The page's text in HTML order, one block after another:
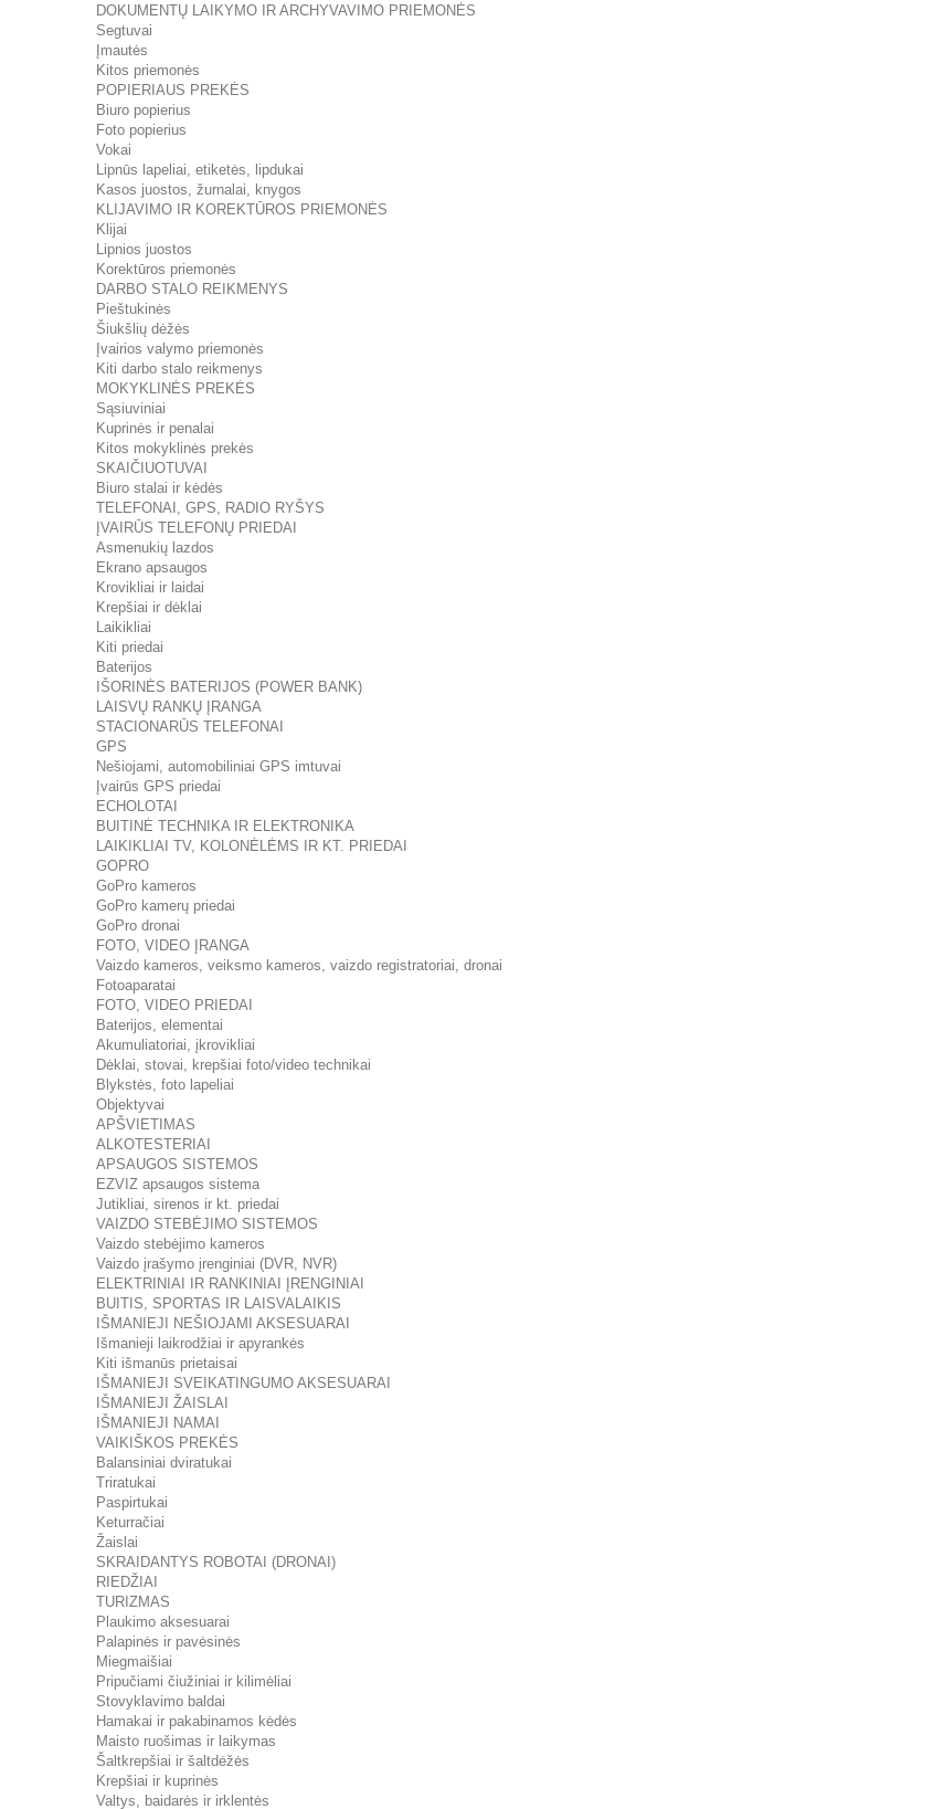
DOKUMENTŲ LAIKYMO IR ARCHYVAVIMO PRIEMONĖS
Segtuvai
Įmautės
Kitos priemonės
POPIERIAUS PREKĖS
Biuro popierius
Foto popierius
Vokai
Lipnūs lapeliai, etiketės, lipdukai
Kasos juostos, žurnalai, knygos
KLIJAVIMO IR KOREKTŪROS PRIEMONĖS
Klijai
Lipnios juostos
Korektūros priemonės
DARBO STALO REIKMENYS
Pieštukinės
Šiukšlių dėžės
Įvairios valymo priemonės
Kiti darbo stalo reikmenys
MOKYKLINĖS PREKĖS
Sąsiuviniai
Kuprinės ir penalai
Kitos mokyklinės prekės
SKAIČIUOTUVAI
Biuro stalai ir kėdės
TELEFONAI, GPS, RADIO RYŠYS
ĮVAIRŪS TELEFONŲ PRIEDAI
Asmenukių lazdos
Ekrano apsaugos
Krovikliai ir laidai
Krepšiai ir dėklai
Laikikliai
Kiti priedai
Baterijos
IŠORINĖS BATERIJOS (POWER BANK)
LAISVŲ RANKŲ ĮRANGA
STACIONARŪS TELEFONAI
GPS
Nešiojami, automobiliniai GPS imtuvai
Įvairūs GPS priedai
ECHOLOTAI
BUITINĖ TECHNIKA IR ELEKTRONIKA
LAIKIKLIAI TV, KOLONĖLĖMS IR KT. PRIEDAI
GOPRO
GoPro kameros
GoPro kamerų priedai
GoPro dronai
FOTO, VIDEO ĮRANGA
Vaizdo kameros, veiksmo kameros, vaizdo registratoriai, dronai
Fotoaparatai
FOTO, VIDEO PRIEDAI
Baterijos, elementai
Akumuliatoriai, įkrovikliai
Dėklai, stovai, krepšiai foto/video technikai
Blykstės, foto lapeliai
Objektyvai
APŠVIETIMAS
ALKOTESTERIAI
APSAUGOS SISTEMOS
EZVIZ apsaugos sistema
Jutikliai, sirenos ir kt. priedai
VAIZDO STEBĖJIMO SISTEMOS
Vaizdo stebėjimo kameros
Vaizdo įrašymo įrenginiai (DVR, NVR)
ELEKTRINIAI IR RANKINIAI ĮRENGINIAI
BUITIS, SPORTAS IR LAISVALAIKIS
IŠMANIEJI NEŠIOJAMI AKSESUARAI
Išmanieji laikrodžiai ir apyrankės
Kiti išmanūs prietaisai
IŠMANIEJI SVEIKATINGUMO AKSESUARAI
IŠMANIEJI ŽAISLAI
IŠMANIEJI NAMAI
VAIKIŠKOS PREKĖS
Balansiniai dviratukai
Triratukai
Paspirtukai
Keturračiai
Žaislai
SKRAIDANTYS ROBOTAI (DRONAI)
RIEDŽIAI
TURIZMAS
Plaukimo aksesuarai
Palapinės ir pavėsinės
Miegmaišiai
Pripučiami čiužiniai ir kilimėliai
Stovyklavimo baldai
Hamakai ir pakabinamos kėdės
Maisto ruošimas ir laikymas
Šaltkrepšiai ir šaltdėžės
Krepšiai ir kuprinės
Valtys, baidarės ir irklentės